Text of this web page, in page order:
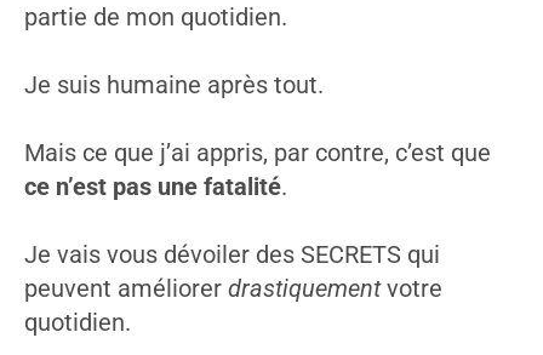
partie de mon quotidien.
Je suis humaine après tout.
Mais ce que j’ai appris, par contre, c’est que
ce n’est pas une fatalité.
Je vais vous dévoiler des SECRETS qui
peuvent améliorer drastiquementvotre
quotidien.